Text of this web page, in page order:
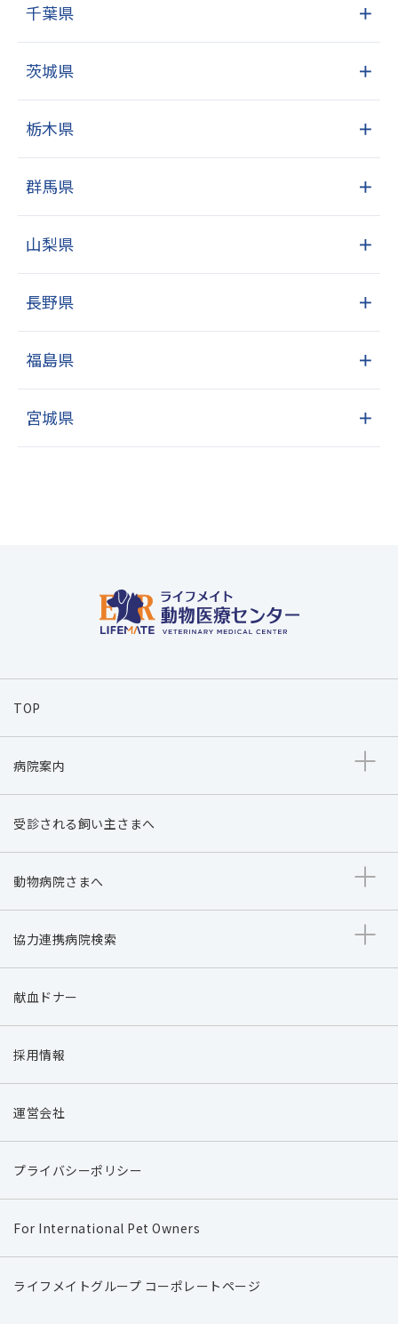
千葉県 ＋
茨城県 ＋
栃木県 ＋
群馬県 ＋
山梨県 ＋
長野県 ＋
福島県 ＋
宮城県 ＋
TOP
病院案内
受診される飼い主さまへ
動物病院さまへ
協力連携病院検索
献血ドナー
採用情報
運営会社
プライバシーポリシー
For International Pet Owners
ライフメイトグループ コーポレートページ